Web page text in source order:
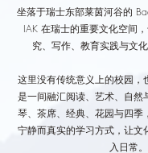
坐落于瑞士东部莱茵河谷的
IAK 在瑞士的重要文化空间
究、写作、教育实践与文
这里没有传统意义上的校园，
是一间融汇阅读、艺术、自然
琴、茶席、经典、花园与四季
宁静而真实的学习方式，让文
入日常。